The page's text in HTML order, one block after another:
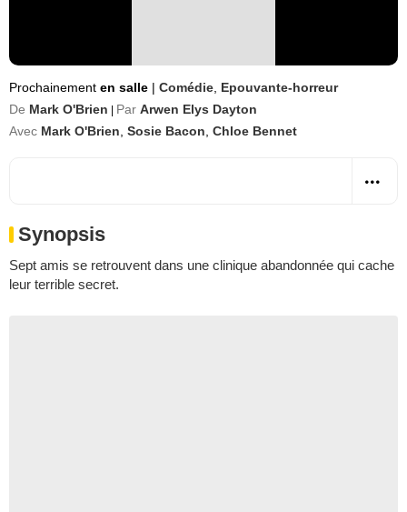
Prochainement en salle | Comédie Epouvante-horreur
De Mark O'Brien Par Arwen Elys Dayton
Avec Mark O'Brien Sosie Bacon Chloe Bennet
Synopsis
Sept amis se retrouvent dans une clinique abandonnée qui cache
leur terrible secret.